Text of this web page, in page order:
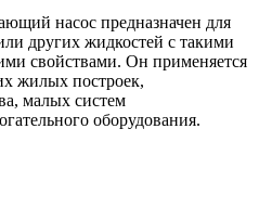
насос предназначен для
других жидкостей с такими
свойствами. Он применяется
жилых построек,
малых систем
оборудования.